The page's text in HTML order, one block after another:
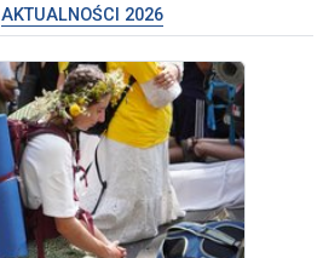
AKTUALNOŚCI 2026